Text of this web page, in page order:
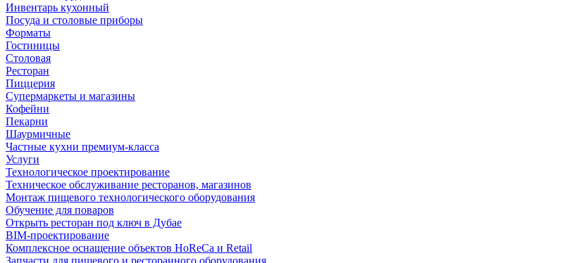
Инвентарь кухонный
Посуда и столовые приборы
Форматы
Гостиницы
Столовая
Ресторан
Пиццерия
Супермаркеты и магазины
Кофейни
Пекарни
Шаурмичные
Частные кухни премиум-класса
Услуги
Технологическое проектирование
Техническое обслуживание ресторанов, магазинов
Монтаж пищевого технологического оборудования
Обучение для поваров
Открыть ресторан под ключ в Дубае
BIM-проектирование
Комплексное оснащение объектов HoReCa и Retail
Запчасти для пищевого и ресторанного оборудования